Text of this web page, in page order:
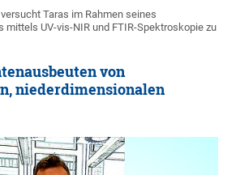
Taras im Rahmen seines
mittels UV-vis-NIR und FTIR-Spektroskopie zu
von
niederdimensionalen